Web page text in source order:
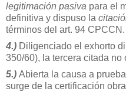
legitimación pasiva para el
definitiva y dispuso la
términos del art. 94 CPCCN.
4.) Diligenciado el exhorto
350/60), la tercera citada no
5.) Abierta la causa a
surge de la certificación